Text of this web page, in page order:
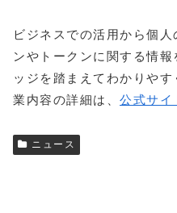
ビジネスでの活用から個
ンやトークンに関する情
ッジを踏まえてわかりや
業内容の詳細は、 公式サイ
ニュース